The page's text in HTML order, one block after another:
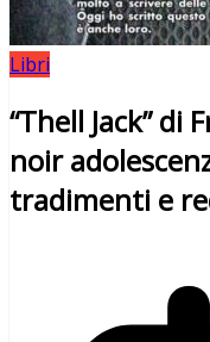
Libri
“Thell Jack” di
noir
tradimenti e